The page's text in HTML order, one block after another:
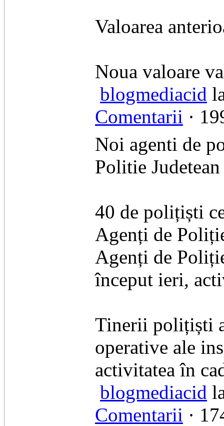
​Valoarea
​Noua valoare
blogmediacid
Comentarii ·
Noi agenti de
Politie
40 de polițiști
Agenți de
Agenți de
început ieri,
Tinerii polițiști
operative ale
activitatea în
blogmediacid
Comentarii ·